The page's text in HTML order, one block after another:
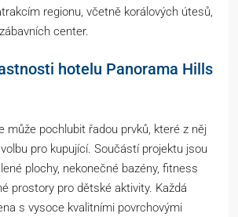
regionu, včetně korálových útesů,
center.
hotelu Panorama Hills
může pochlubit řadou prvků, které z něj
pro kupující. Součástí projektu jsou
plochy, nekonečné bazény, fitness
prostory pro dětské aktivity. Každá
s vysoce kvalitními povrchovými